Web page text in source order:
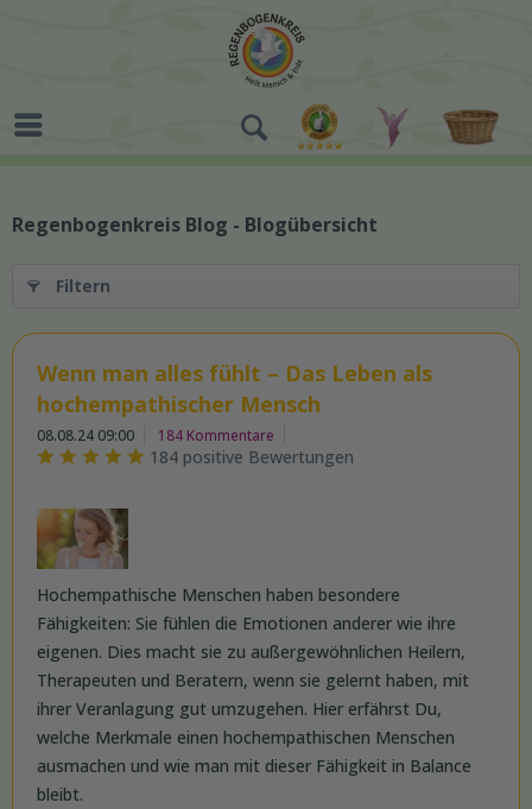
Regenbogenkreis Blog - Blogübersicht
Filtern
Wenn man alles fühlt – Das Leben als
hochempathischer Mensch
08.08.24 09:00 184 Kommentare
184 positive Bewertungen
Hochempathische Menschen haben besondere
Fähigkeiten: Sie fühlen die Emotionen anderer wie ihre
eigenen. Dies macht sie zu außergewöhnlichen Heilern,
Therapeuten und Beratern, wenn sie gelernt haben, mit
ihrer Veranlagung gut umzugehen. Hier erfährst Du,
welche Merkmale einen hochempathischen Menschen
ausmachen und wie man mit dieser Fähigkeit in Balance
bleibt.